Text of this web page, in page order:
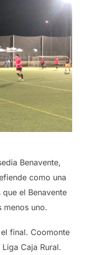
Benavente,
como una
el Benavente
menos uno.
final. Coomonte
Caja Rural.